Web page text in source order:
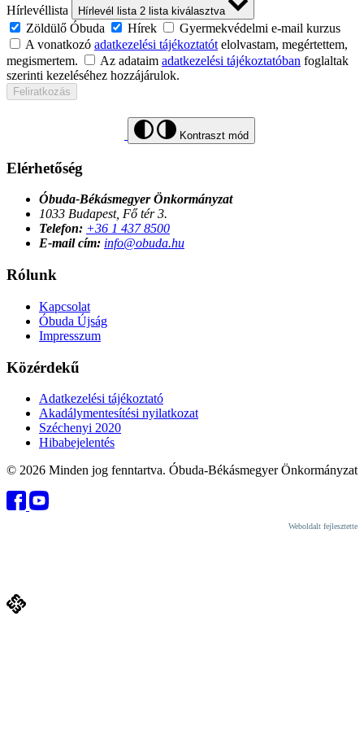
Hírlevéllista
Hírlevél lista 2 lista kiválasztva
Zöldülő Óbuda Hírek
Gyermekvédelmi e-mail kurzus
A vonatkozó adatkezelési tájékoztatót elolvastam, megértettem,
megismertem.
Az adataim adatkezelési tájékoztatóban foglaltak
szerinti kezeléséhez hozzájárulok.
Feliratkozás
Kontraszt mód
Elérhetőség
Óbuda-Békásmegyer Önkormányzat
1033 Budapest, Fő tér 3.
Telefon: +36 1 437 8500
E-mail cím: info@obuda.hu
Rólunk
Kapcsolat
Óbuda Újság
Impresszum
Közérdekű
Adatkezelési tájékoztató
Akadálymentesítési nyilatkozat
Széchenyi 2020
Hibabejelentés
© 2026 Minden jog fenntartva. Óbuda-Békásmegyer Önkormányzat
Weboldalt fejlesztette